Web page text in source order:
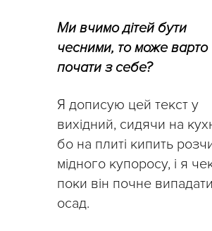
Ми вчимо дітей бути
чесними, то може варто
почати з себе?
Я дописую цей текст у
вихідний, сидячи на
бо на плиті кипить
мідного купоросу, і я
поки він почне
осад.